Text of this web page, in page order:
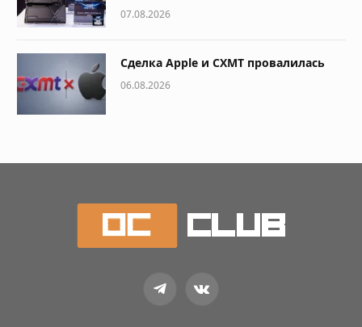
07.08.2026
Сделка Apple и CXMT провалилась
06.08.2026
TelegramVKontakte